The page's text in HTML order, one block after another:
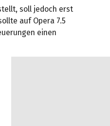
soll jedoch erst
auf Opera 7.5
einen